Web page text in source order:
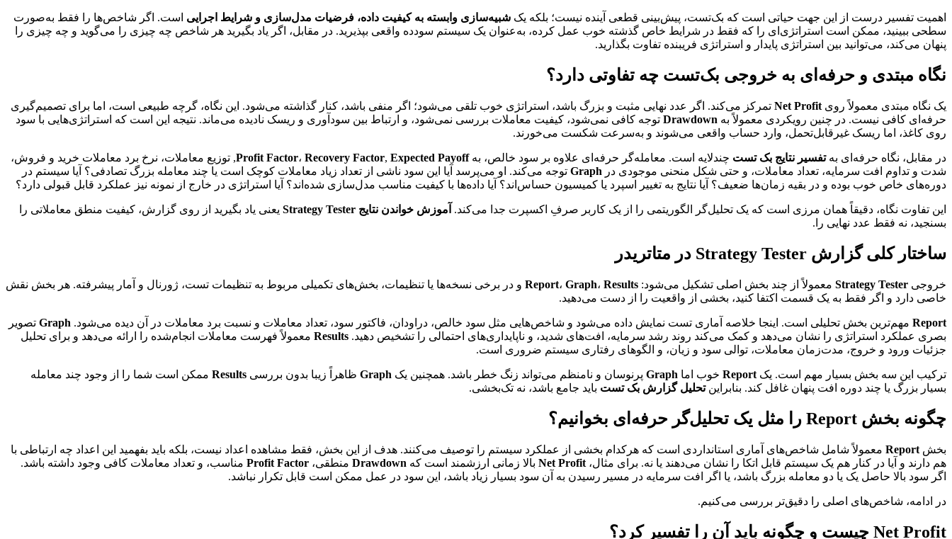
اهمیت تفسیر درست از این جهت حیاتی است که بک‌تست، پیش‌بینی قطعی آینده نیست؛ بلکه یک شبیه‌سازی وابسته به کیفیت داده، فرضیات مدل‌سازی و شرایط اجرایی است. اگر شاخص‌ها را فقط به‌صورت
سطحی ببینید، ممکن است استراتژی‌ای را که فقط در شرایط خاص گذشته خوب عمل کرده، به‌عنوان یک سیستم سودده واقعی بپذیرید. در مقابل، اگر یاد بگیرید هر شاخص چه چیزی را می‌گوید و چه چیزی را
پنهان می‌کند، می‌توانید بین استراتژی پایدار و استراتژی فریبنده تفاوت بگذارید.
نگاه مبتدی و حرفه‌ای به خروجی بک‌تست چه تفاوتی دارد؟
یک نگاه مبتدی معمولاً روی Net Profit تمرکز می‌کند. اگر عدد نهایی مثبت و بزرگ باشد، استراتژی خوب تلقی می‌شود؛ اگر منفی باشد، کنار گذاشته می‌شود. این نگاه، گرچه طبیعی است، اما برای تصمیم‌گیری
حرفه‌ای کافی نیست. در چنین رویکردی معمولاً به Drawdown توجه کافی نمی‌شود، کیفیت معاملات بررسی نمی‌شود، و ارتباط بین سودآوری و ریسک نادیده می‌ماند. نتیجه این است که استراتژی‌هایی با سود
روی کاغذ، اما ریسک غیرقابل‌تحمل، وارد حساب واقعی می‌شوند و به‌سرعت شکست می‌خورند.
در مقابل، نگاه حرفه‌ای بهتفسیر نتایج بک تست چندلایه است. معامله‌گر حرفه‌ای علاوه بر سود خالص، به Profit Factor، Recovery Factor, Expected Payoff
, توزیع معاملات، نرخ برد معاملات خرید و فروش،
شدت و تداوم افت سرمایه، تعداد معاملات، و حتی شکل منحنی موجودی در Graph توجه می‌کند. او می‌پرسد آیا این سود ناشی از تعداد زیاد معاملات کوچک است یا چند معامله بزرگ تصادفی؟ آیا سیستم در
دوره‌های خاص خوب بوده و در بقیه زمان‌ها ضعیف؟ آیا نتایج به تغییر اسپرد یا کمیسیون حساس‌اند؟ آیا داده‌ها با کیفیت مناسب مدل‌سازی شده‌اند؟ آیا استراتژی در خارج از نمونه نیز عملکرد قابل قبولی دارد؟
این تفاوت نگاه، دقیقاً همان مرزی است که یک تحلیل‌گر الگوریتمی را از یک کاربر صرفِ اکسپرت جدا می‌کند. آموزش خواندن نتایج Strategy Tester
یعنی یاد بگیرید از روی گزارش، کیفیت منطق معاملاتی را
بسنجید، نه فقط عدد نهایی را.
ساختار کلی گزارش Strategy Tester در متاتریدر
خروجی Strategy Tester معمولاً از چند بخش اصلی تشکیل می‌شود: Report، Graph، Results
و در برخی نسخه‌ها یا تنظیمات، بخش‌های تکمیلی مربوط به تنظیمات تست، ژورنال و آمار پیشرفته. هر بخش نقش
خاصی دارد و اگر فقط به یک قسمت اکتفا کنید، بخشی از واقعیت را از دست می‌دهید.
Report مهم‌ترین بخش تحلیلی است. اینجا خلاصه آماری تست نمایش داده می‌شود و شاخص‌هایی مثل سود خالص، دراودان، فاکتور سود، تعداد معاملات و نسبت برد معاملات در آن دیده می‌شود. Graph تصویر
بصری عملکرد استراتژی را نشان می‌دهد و کمک می‌کند روند رشد سرمایه، افت‌های شدید، و ناپایداری‌های احتمالی را تشخیص دهید. Results معمولاً فهرست معاملات انجام‌شده را ارائه می‌دهد و برای تحلیل
جزئیات ورود و خروج، مدت‌زمان معاملات، توالی سود و زیان، و الگوهای رفتاری سیستم ضروری است.
ترکیب این سه بخش بسیار مهم است. یک Report خوب اما Graph پرنوسان و نامنظم می‌تواند زنگ خطر باشد. همچنین یک Graph ظاهراً زیبا بدون بررسی Results ممکن است شما را از وجود چند معامله
بسیار بزرگ یا چند دوره افت پنهان غافل کند. بنابراینتحلیل گزارش بک تست باید جامع باشد، نه تک‌بخشی.
چگونه بخش Report را مثل یک تحلیل‌گر حرفه‌ای بخوانیم؟
بخش Report معمولاً شامل شاخص‌های آماری استانداردی است که هرکدام بخشی از عملکرد سیستم را توصیف می‌کنند. هدف از این بخش، فقط مشاهده اعداد نیست، بلکه باید بفهمید این اعداد چه ارتباطی با
هم دارند و آیا در کنار هم یک سیستم قابل اتکا را نشان می‌دهند یا نه. برای مثال، Net Profit بالا زمانی ارزشمند است که Drawdown منطقی، Profit Factor مناسب، و تعداد معاملات کافی وجود داشته باشد.
اگر سود بالا حاصل یک یا دو معامله بزرگ باشد، یا اگر افت سرمایه در مسیر رسیدن به آن سود بسیار زیاد باشد، این سود در عمل ممکن است قابل تکرار نباشد.
در ادامه، شاخص‌های اصلی را دقیق‌تر بررسی می‌کنیم.
Net Profit چیست و چگونه باید آن را تفسیر کرد؟